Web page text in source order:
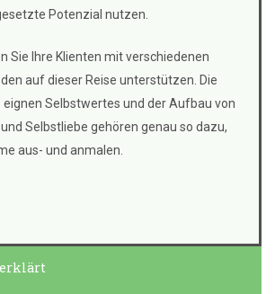
Potenzial nutzen.
Sie Ihre Klienten mit verschiedenen
auf dieser Reise unterstützen. Die
eignen Selbstwertes und der Aufbau von
Selbstliebe gehören genau so dazu,
aus- und anmalen.
erklärt